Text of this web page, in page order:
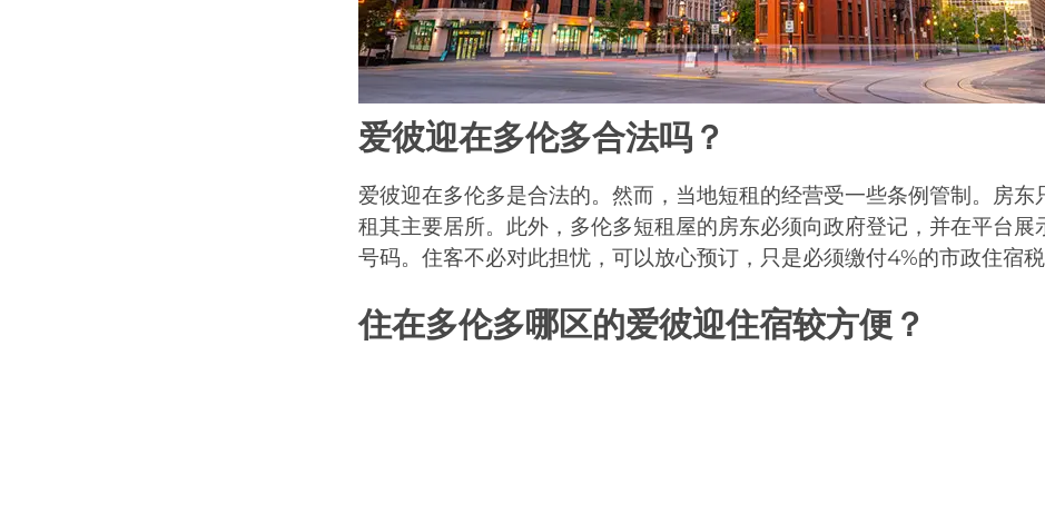
爱彼迎在多伦多合法吗？
爱彼迎在多伦多是合法的。然而，当地短租的经营受一些条例管制。房东
租其主要居所。此外，多伦多短租屋的房东必须向政府登记，并在平台展
号码。住客不必对此担忧，可以放心预订，只是必须缴付4%的市政住宿税
住在多伦多哪区的爱彼迎住宿较方便？